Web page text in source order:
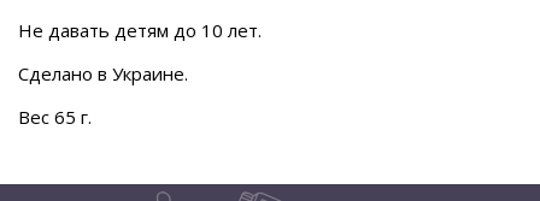
Не давать детям до 10 лет.
Сделано в Украине.
Вес 65 г.